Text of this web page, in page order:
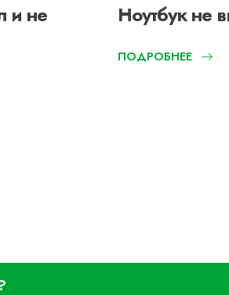
и не
Ноутбук не
ПОДРОБНЕЕ